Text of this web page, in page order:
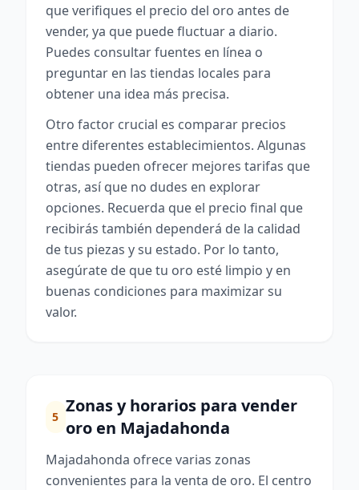
que verifiques el precio del oro antes de
vender, ya que puede fluctuar a diario.
Puedes consultar fuentes en línea o
preguntar en las tiendas locales para
obtener una idea más precisa.
Otro factor crucial es comparar precios
entre diferentes establecimientos. Algunas
tiendas pueden ofrecer mejores tarifas que
otras, así que no dudes en explorar
opciones. Recuerda que el precio final que
recibirás también dependerá de la calidad
de tus piezas y su estado. Por lo tanto,
asegúrate de que tu oro esté limpio y en
buenas condiciones para maximizar su
valor.
5
Zonas y horarios para vender
oro en Majadahonda
Majadahonda ofrece varias zonas
convenientes para la venta de oro. El centro